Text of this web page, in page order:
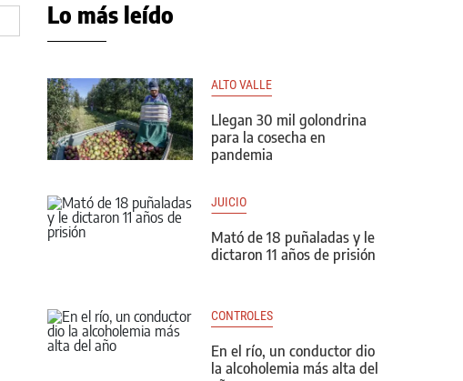
Lo más leído
ALTO VALLE
Llegan 30 mil golondrina
para la cosecha en
pandemia
JUICIO
Mató de 18 puñaladas y le
dictaron 11 años de prisión
CONTROLES
En el río, un conductor dio
la alcoholemia más alta del